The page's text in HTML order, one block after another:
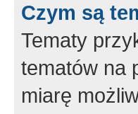
Czym są
Tematy
tematów na
miarę